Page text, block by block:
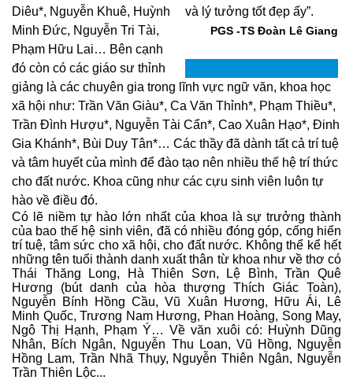
và lý tưởng tốt đẹp ấy”.
PGS -TS Đoàn Lê Giang
Diêu*, Nguyễn Khuê, Huỳnh
Minh Đức, Nguyễn Tri Tài,
Phạm Hữu Lai… Bên cạnh
đó còn có các giáo sư thỉnh
giảng là các chuyên gia trong lĩnh vực ngữ văn, khoa học
xã hội như: Trần Văn Giàu*, Ca Văn Thỉnh*, Phạm Thiều*,
Trần Đình Hượu*, Nguyễn Tài Cẩn*, Cao Xuân Hạo*, Đinh
Gia Khánh*, Bùi Duy Tân*… Các thầy đã dành tất cả trí tuệ
và tâm huyết của mình để đào tạo nên nhiều thế hệ trí thức
cho đất nước. Khoa cũng như các cựu sinh viên luôn tự
hào về điều đó.
Có lẽ niềm tự hào lớn nhất của khoa là sự trưởng thành
của bao thế hệ sinh viên, đã có nhiều đóng góp, cống hiến
trí tuệ, tâm sức cho xã hội, cho đất nước. Không thể kể hết
những tên tuổi thành danh xuất thân từ khoa như về thơ có
Thái Thăng Long, Hà Thiên Sơn, Lệ Bình, Trần Quê
Hương (bút danh của hòa thượng Thích Giác Toàn),
Nguyễn Bính Hồng Cầu, Vũ Xuân Hương, Hữu Ái, Lê
Minh Quốc, Trương Nam Hương, Phan Hoàng, Song May,
Ngô Thị Hạnh, Phạm Ý… Về văn xuôi có: Huỳnh Dũng
Nhân, Bích Ngân, Nguyễn Thu Loan, Vũ Hồng, Nguyễn
Hồng Lam, Trần Nhã Thụy, Nguyễn Thiên Ngân, Nguyễn
Trần Thiên Lộc...